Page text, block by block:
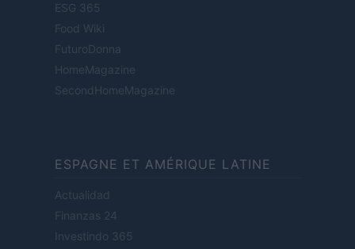
ESG 365
Food Wiki
FuturoDonna
HomeMagazine
SecondHomeMagazine
ESPAGNE ET AMÉRIQUE LATINE
Actualidad
Finanzas 24
Investindo 365